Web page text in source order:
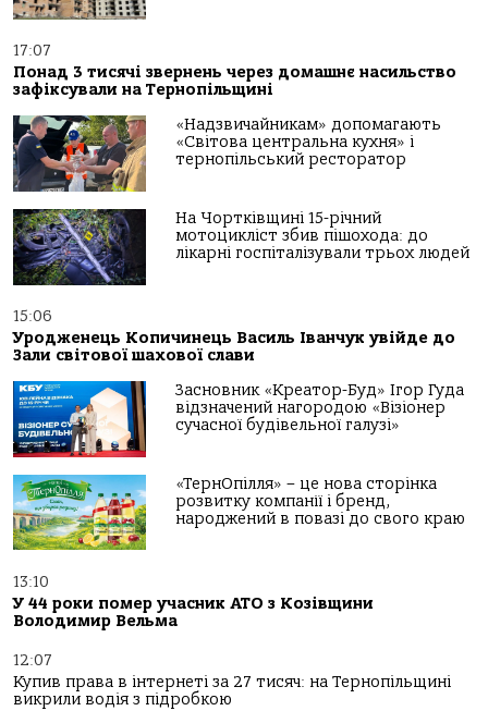
17:07
Понад 3 тисячі звернень через домашнє насильство
зафіксували на Тернопільщині
«Надзвичайникам» допомагають
«Світова центральна кухня» і
тернопільський ресторатор
На Чортківщині 15-річний
мотоцикліст збив пішохода: до
лікарні госпіталізували трьох людей
15:06
Уродженець Копичинець Василь Іванчук увійде до
Зали світової шахової слави
Засновник «Креатор-Буд» Ігор Гуда
відзначений нагородою «Візіонер
сучасної будівельної галузі»
«ТернОпілля» – це нова сторінка
розвитку компанії і бренд,
народжений в повазі до свого краю
13:10
У 44 роки помер учасник АТО з Козівщини
Володимир Вельма
12:07
Купив права в інтернеті за 27 тисяч: на Тернопільщині
викрили водія з підробкою